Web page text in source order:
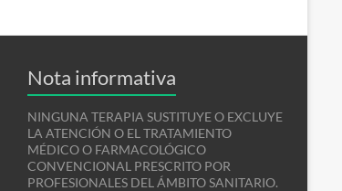
Nota informativa
NINGUNA TERAPIA SUSTITUYE O EXCLUYE
LA ATENCIÓN O EL TRATAMIENTO
MÉDICO O FARMACOLÓGICO
CONVENCIONAL PRESCRITO POR
PROFESIONALES DEL ÁMBITO SANITARIO.